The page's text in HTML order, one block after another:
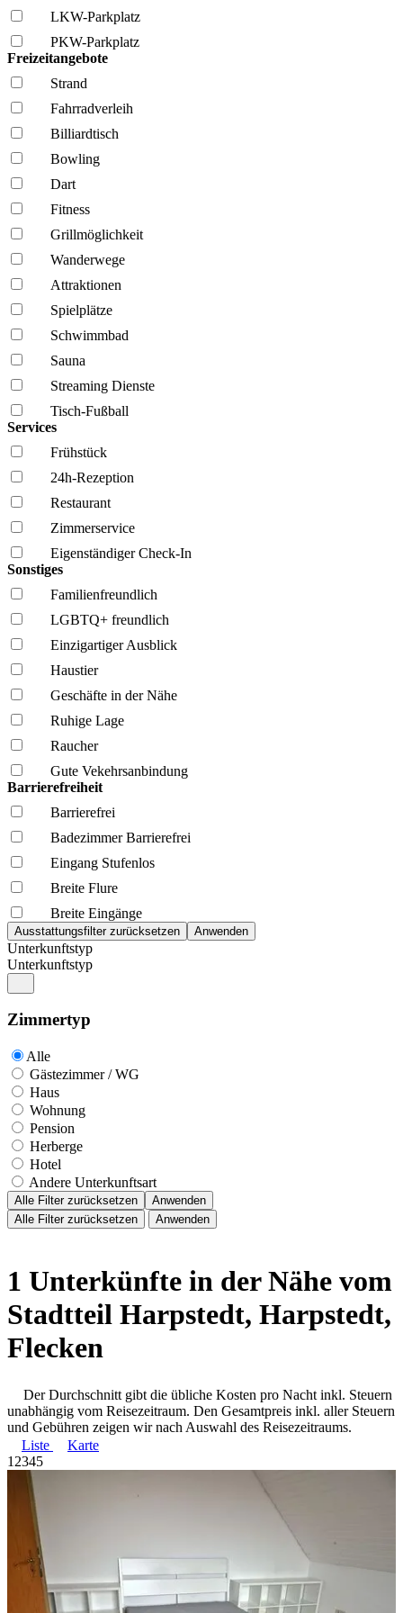
LKW-Parkplatz
PKW-Parkplatz
Freizeitangebote
Strand
Fahrrad­verleih
Billiardtisch
Bowling
Dart
Fitness
Grillmöglich­keit
Wanderwege
Attraktionen
Spielplätze
Schwimmbad
Sauna
Streaming Dienste
Tisch-Fußball
Services
Frühstück
24h-Rezeption
Restaurant
Zimmerservice
Eigenständiger Check-In
Sonstiges
Familien­freundlich
LGBTQ+ freundlich
Einzigartiger Ausblick
Haustier
Geschäfte in der Nähe
Ruhige Lage
Raucher
Gute Vekehrsanbindung
Barrierefreiheit
Barrierefrei
Badezimmer Barrierefrei
Eingang Stufenlos
Breite Flure
Breite Eingänge
Unterkunftstyp
Unterkunftstyp
Zimmertyp
Alle
Gästezimmer / WG
Haus
Wohnung
Pension
Herberge
Hotel
Andere Unterkunftsart
Alle Filter zurücksetzen
Anwenden
Alle Filter zurücksetzen
Anwenden
1 Unterkünfte in der Nähe vom
Stadtteil Harpstedt, Harpstedt,
Flecken
Der Durchschnitt gibt die übliche Kosten pro Nacht inkl. Steuern
unabhängig vom Reisezeitraum. Den Gesamtpreis inkl. aller Steuern
und Gebühren zeigen wir nach Auswahl des Reisezeitraums.
Liste
Karte
1 2345